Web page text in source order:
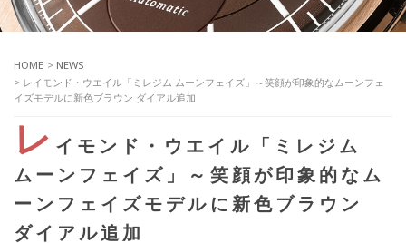
HOME > NEWS
> レイモンド・ウエイル「ミレジム ムーンフェイズ」～笑顔が印象的なムーンフェ
イズモデルに新色ブラウン ダイアル追加
レ イモンド・ウエイル「ミレジム
ムーンフェイズ」～笑顔が印象的なム
ーンフェイズモデルに新色ブラウン
ダイアル追加